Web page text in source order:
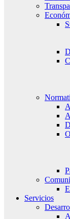
Servicios